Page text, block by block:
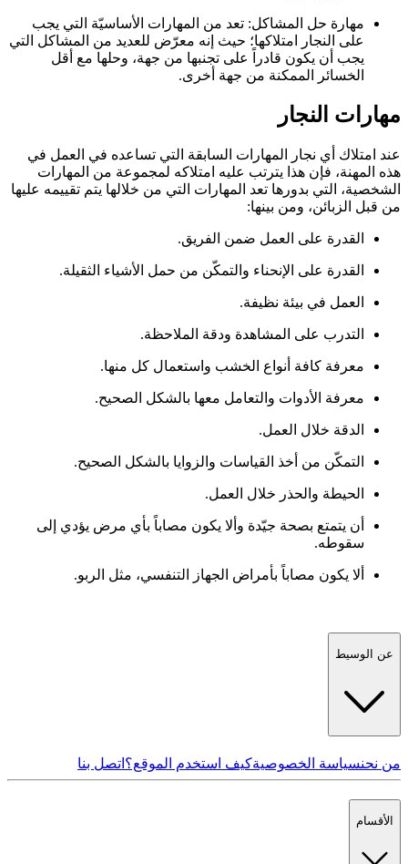
مهارة حل المشاكل: تعد من المهارات الأساسيّة التي يجب
على النجار امتلاكها؛ حيث إنه معرّض للعديد من المشاكل التي
يجب أن يكون قادراً على تجنبها من جهة، وحلها مع أقل
الخسائر الممكنة من جهة أخرى.
مهارات النجار
عند امتلاك أي نجار المهارات السابقة التي تساعده في العمل في
هذه المهنة، فإن هذا يترتب عليه امتلاكه لمجموعة من المهارات
الشخصية، التي بدورها تعد المهارات التي من خلالها يتم تقييمه عليها
من قبل الزبائن، ومن بينها:
القدرة على العمل ضمن الفريق.
القدرة على الإنحناء والتمكّن من حمل الأشياء الثقيلة.
العمل في بيئة نظيفة.
التدرب على المشاهدة ودقة الملاحظة.
معرفة كافة أنواع الخشب واستعمال كل منها.
معرفة الأدوات والتعامل معها بالشكل الصحيح.
الدقة خلال العمل.
التمكّن من أخذ القياسات والزوايا بالشكل الصحيح.
الحيطة والحذر خلال العمل.
أن يتمتع بصحة جيّدة وألا يكون مصاباً بأي مرض يؤدي إلى
سقوطه.
ألا يكون مصاباً بأمراض الجهاز التنفسي، مثل الربو.
عن الوسيط
من نحنسياسة الخصوصيةكيف استخدم الموقع؟ اتصل بنا
الأقسام